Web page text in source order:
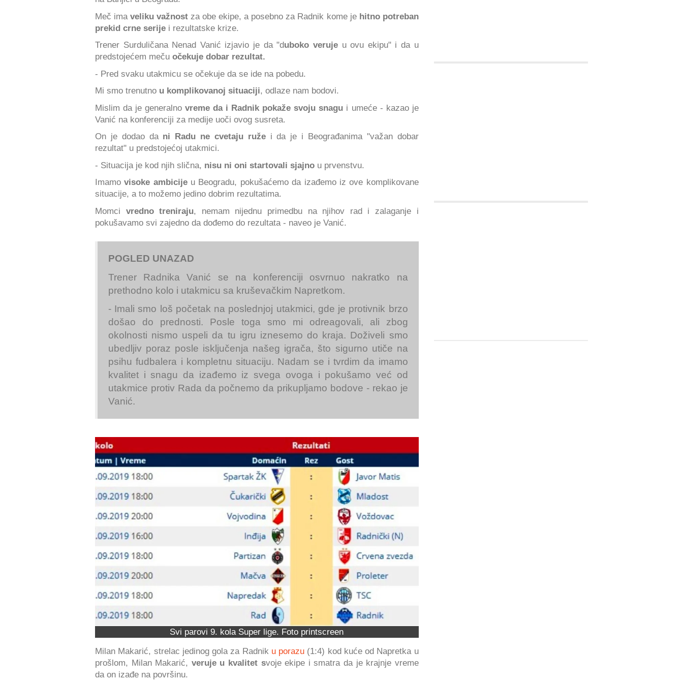
Meč imaveliku važnost za obe ekipe, a posebno za Radnik kome jehitno potreban
prekid crne serije i rezultatske krize.
Trener Surduličana Nenad Vanić izjavio je da "duboko veruje u ovu ekipu" i da u
predstojećem meču očekuje dobar rezultat.
- Pred svaku utakmicu se očekuje da se ide na pobedu.
Mi smo trenutno u komplikovanoj situaciji, odlaze nam bodovi.
Mislim da je generalno vreme da i Radnik pokaže svoju snagu i umeće - kazao je
Vanić na konferenciji za medije uoči ovog susreta.
On je dodao da ni Radu ne cvetaju ružei da je i Beograđanima "važan dobar
rezultat" u predstojećoj utakmici.
- Situacija je kod njih slična, nisu ni oni startovali sjajno u prvenstvu.
Imamo visoke ambicije u Beogradu, pokušaćemo da izađemo iz ove komplikovane
situacije, a to možemo jedino dobrim rezultatima.
Momci vredno treniraju, nemam nijednu primedbu na njihov rad i zalaganje i
pokušavamo svi zajedno da dođemo do rezultata - naveo je Vanić.
POGLED UNAZAD
Trener Radnika Vanić se na konferenciji osvrnuo nakratko na
prethodno kolo i utakmicu sa kruševačkim Napretkom.
- Imali smo loš početak na poslednjoj utakmici, gde je protivnik brzo
došao do prednosti. Posle toga smo mi odreagovali, ali zbog
okolnosti nismo uspeli da tu igru iznesemo do kraja. Doživeli smo
ubedljiv poraz posle isključenja našeg igrača, što sigurno utiče na
psihu fudbalera i kompletnu situaciju. Nadam se i tvrdim da imamo
kvalitet i snagu da izađemo iz svega ovoga i pokušamo već od
utakmice protiv Rada da počnemo da prikupljamo bodove - rekao je
Vanić.
Svi parovi 9. kola Super lige. Foto printscreen
Milan Makarić, strelac jedinog gola za Radnik u porazu (1:4) kod kuće od Napretka u
prošlom, Milan Makarić, veruje u kvalitet svoje ekipe i smatra da je krajnje vreme
da on izađe na površinu.